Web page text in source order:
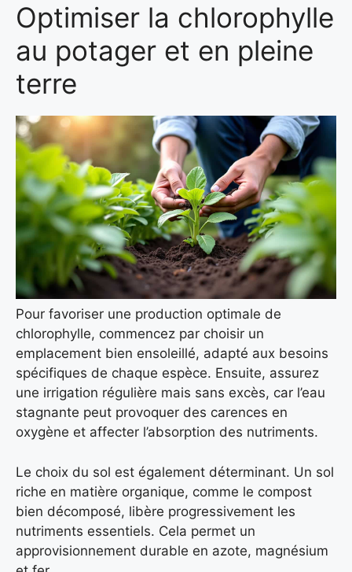
Optimiser la chlorophylle
au potager et en pleine
terre
Pour favoriser une production optimale de
chlorophylle, commencez par choisir un
emplacement bien ensoleillé, adapté aux besoins
spécifiques de chaque espèce. Ensuite, assurez
une irrigation régulière mais sans excès, car l’eau
stagnante peut provoquer des carences en
oxygène et affecter l’absorption des nutriments.
Le choix du sol est également déterminant. Un sol
riche en matière organique, comme le compost
bien décomposé, libère progressivement les
nutriments essentiels. Cela permet un
approvisionnement durable en azote, magnésium